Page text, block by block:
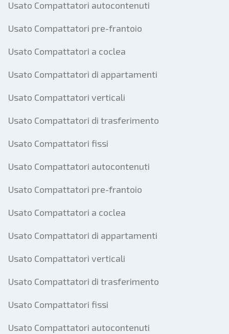
Usato Compattatori autocontenuti
Usato Compattatori pre-frantoio
Usato Compattatori a coclea
Usato Compattatori di appartamenti
Usato Compattatori verticali
Usato Compattatori di trasferimento
Usato Compattatori fissi
Usato Compattatori autocontenuti
Usato Compattatori pre-frantoio
Usato Compattatori a coclea
Usato Compattatori di appartamenti
Usato Compattatori verticali
Usato Compattatori di trasferimento
Usato Compattatori fissi
Usato Compattatori autocontenuti